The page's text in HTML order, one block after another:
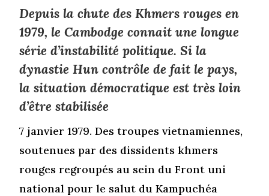
Depuis la chute des Khmers rouges en
1979, le Cambodge connait une longue
série d’instabilité politique. Si la
dynastie Hun contrôle de fait le pays,
la situation démocratique est très loin
d’être stabilisée
7 janvier 1979. Des troupes vietnamiennes,
soutenues par des dissidents khmers
rouges regroupés au sein du Front uni
national pour le salut du Kampuchéa